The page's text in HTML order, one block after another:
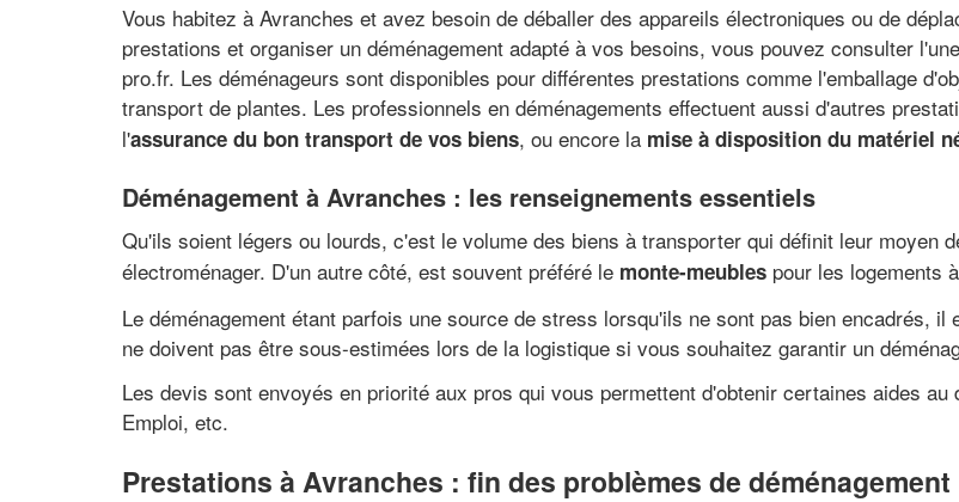
Vous habitez à Avranches et avez besoin de déballer des appareils électroniques ou de
prestations et organiser un déménagement adapté à vos besoins, vous pouvez consulter
pro.fr. Les déménageurs sont disponibles pour différentes prestations comme l'emballage
transport de plantes. Les professionnels en déménagements effectuent aussi d'autres
l'assurance du bon transport de vos biens, ou encore la mise à disposition du matériel
Déménagement à Avranches : les renseignements essentiels
Qu'ils soient légers ou lourds, c'est le volume des biens à transporter qui définit leur moyen
électroménager. D'un autre côté, est souvent préféré le monte-meubles pour les logements
Le déménagement étant parfois une source de stress lorsqu'ils ne sont pas bien encadrés,
ne doivent pas être sous-estimées lors de la logistique si vous souhaitez garantir un
Les devis sont envoyés en priorité aux pros qui vous permettent d'obtenir certaines aides
Emploi, etc.
Prestations à Avranches : fin des problèmes de déménagement